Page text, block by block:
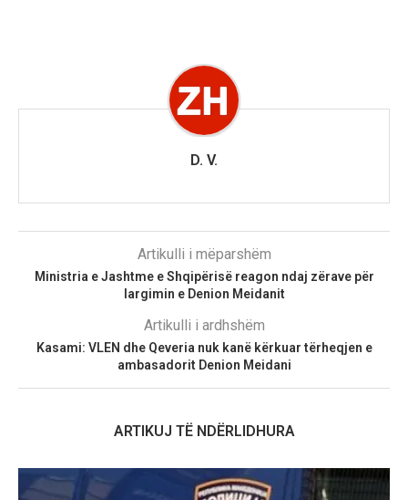
D. V.
Artikulli i mëparshëm
Ministria e Jashtme e Shqipërisë reagon ndaj zërave për
largimin e Denion Meidanit
Artikulli i ardhshëm
Kasami: VLEN dhe Qeveria nuk kanë kërkuar tërheqjen e
ambasadorit Denion Meidani
ARTIKUJ TË NDËRLIDHURA